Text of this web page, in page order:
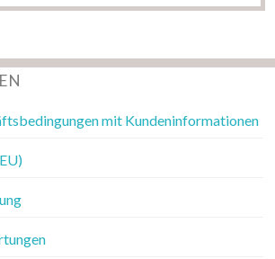
mit Kundeninformationen